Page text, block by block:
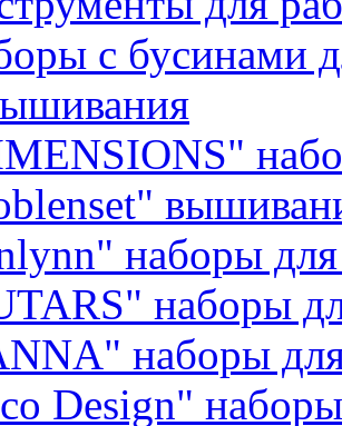
с бусинами
наборы
наборы
наборы
Design"